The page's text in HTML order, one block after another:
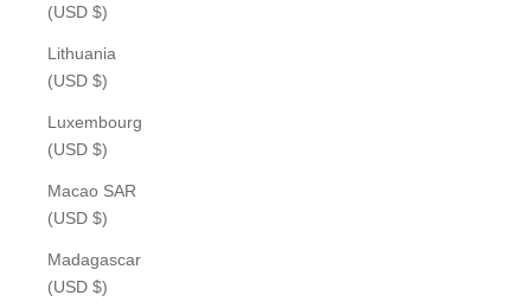
(USD $)
Lithuania
(USD $)
Luxembourg
(USD $)
Macao SAR
(USD $)
Madagascar
(USD $)